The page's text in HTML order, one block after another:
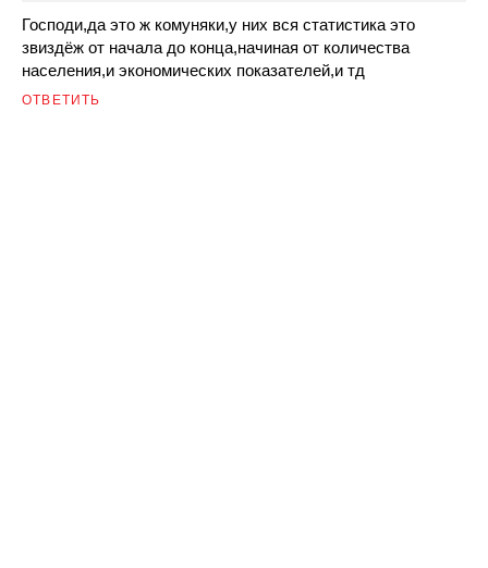
Господи,да это ж комуняки,у них вся статистика это
звиздёж от начала до конца,начиная от количества
населения,и экономических показателей,и тд
ОТВЕТИТЬ